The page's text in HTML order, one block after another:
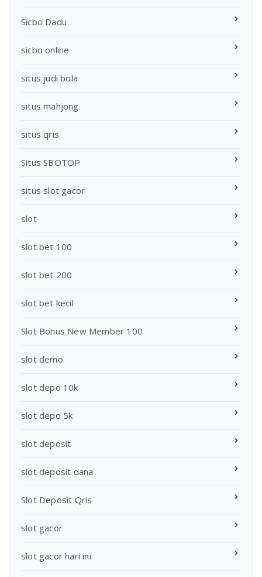
Sicbo Dadu
sicbo online
situs judi bola
situs mahjong
situs qris
Situs SBOTOP
situs slot gacor
slot
slot bet 100
slot bet 200
slot bet kecil
Slot Bonus New Member 100
slot demo
slot depo 10k
slot depo 5k
slot deposit
slot deposit dana
Slot Deposit Qris
slot gacor
slot gacor hari ini